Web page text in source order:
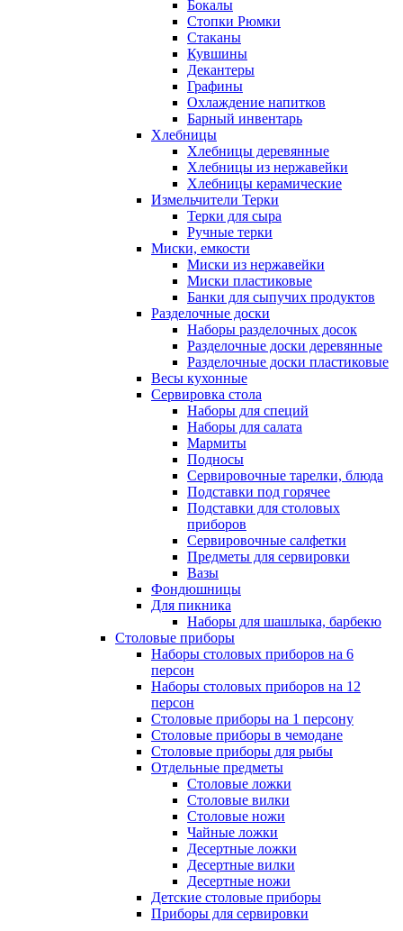
Бокалы
Стопки Рюмки
Стаканы
Кувшины
Декантеры
Графины
Охлаждение напитков
Барный инвентарь
Хлебницы
Хлебницы деревянные
Хлебницы из нержавейки
Хлебницы керамические
Измельчители Терки
Терки для сыра
Ручные терки
Миски, емкости
Миски из нержавейки
Миски пластиковые
Банки для сыпучих продуктов
Разделочные доски
Наборы разделочных досок
Разделочные доски деревянные
Разделочные доски пластиковые
Весы кухонные
Сервировка стола
Наборы для специй
Наборы для салата
Мармиты
Подносы
Сервировочные тарелки, блюда
Подставки под горячее
Подставки для столовых
приборов
Сервировочные салфетки
Предметы для сервировки
Вазы
Фондюшницы
Для пикника
Наборы для шашлыка, барбекю
Столовые приборы
Наборы столовых приборов на 6
персон
Наборы столовых приборов на 12
персон
Столовые приборы на 1 персону
Столовые приборы в чемодане
Столовые приборы для рыбы
Отдельные предметы
Столовые ложки
Столовые вилки
Столовые ножи
Чайные ложки
Десертные ложки
Десертные вилки
Десертные ножи
Детские столовые приборы
Приборы для сервировки